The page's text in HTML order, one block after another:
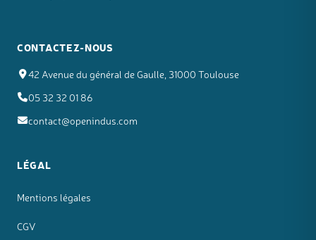
CONTACTEZ-NOUS
42 Avenue du général de Gaulle, 31000 Toulouse
05 32 32 01 86
contact@openindus.com
LÉGAL
Mentions légales
CGV